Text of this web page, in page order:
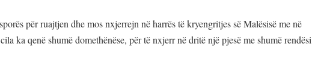
për ruajtjen dhe mos nxjerrejn në harrës të kryengritjes së Malësisë me në
ka qenë shumë domethënëse, për të nxjerr në dritë një pjesë me shumë rendësi